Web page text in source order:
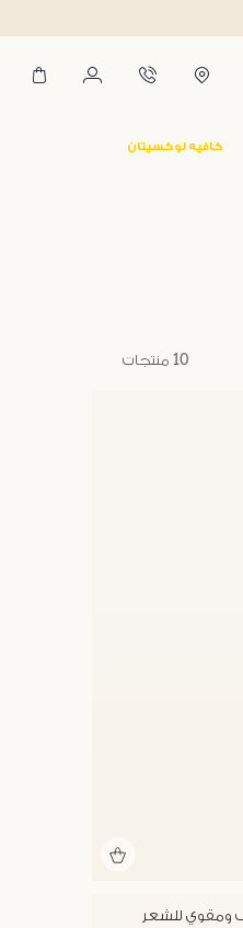
كافيه لوكسيتان
10 منتجات
ومقوي للشعر